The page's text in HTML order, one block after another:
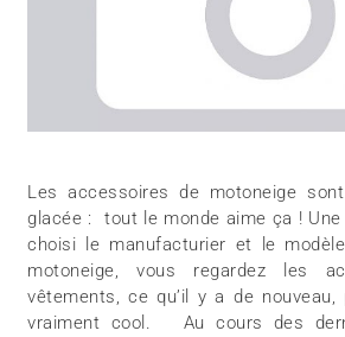
Les accessoires de motoneige
glacée : tout le monde aime ça !
choisi le manufacturier et le
motoneige, vous regardez les
vêtements, ce qu’il y a de nouveau,
vraiment cool. Au cours des